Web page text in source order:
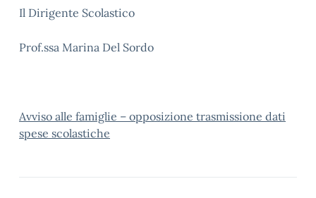
Il Dirigente Scolastico
Prof.ssa Marina Del Sordo
Avviso alle famiglie – opposizione trasmissione dati
spese scolastiche